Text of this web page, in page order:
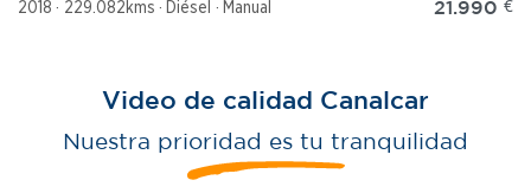
2018 229.082kms Diésel Manual 21.990 €
Video de calidad Canalcar
Nuestra prioridad es tu tranquilidad